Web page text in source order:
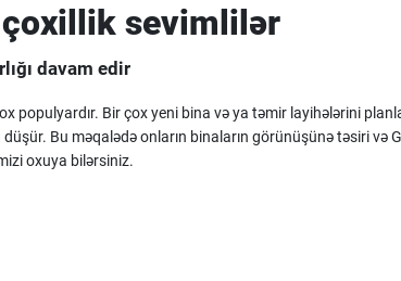
çoxillik sevimlilər
davam edir
populyardır. Bir çox yeni bina və ya təmir layihələrini
Bu məqalədə onların binaların görünüşünə təsiri və
oxuya bilərsiniz.